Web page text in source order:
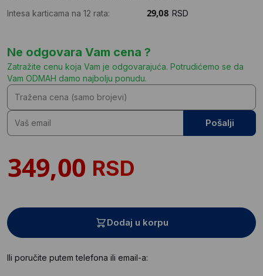
Intesa karticama na 12 rata:
RSD
Ne odgovara Vam cena ?
Zatražite cenu koja Vam je odgovarajuća. Potrudićemo se da
Vam ODMAH damo najbolju ponudu.
Pošalji
RSD
Dodaj u korpu
Ili poručite putem telefona ili email-a: